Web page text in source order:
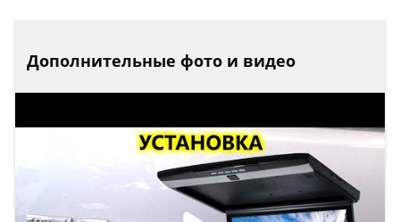
Дополнительные фото и видео